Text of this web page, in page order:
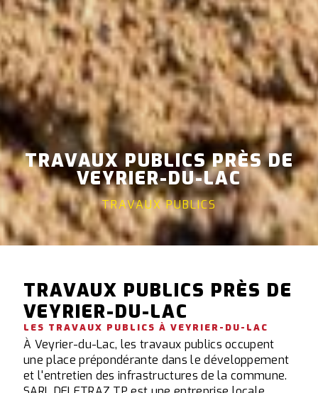
TRAVAUX PUBLICS PRÈS DE
VEYRIER-DU-LAC
TRAVAUX PUBLICS
TRAVAUX PUBLICS PRÈS DE
VEYRIER-DU-LAC
LES TRAVAUX PUBLICS À VEYRIER-DU-LAC
À Veyrier-du-Lac, les travaux publics occupent
une place prépondérante dans le développement
et l'entretien des infrastructures de la commune.